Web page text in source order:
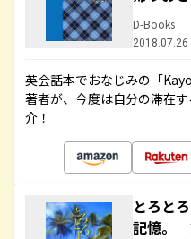
D-Books
2018.07.26
英会話本でおなじみの「
著者が、今度は自分の滞在
介！
とろと
記憶。